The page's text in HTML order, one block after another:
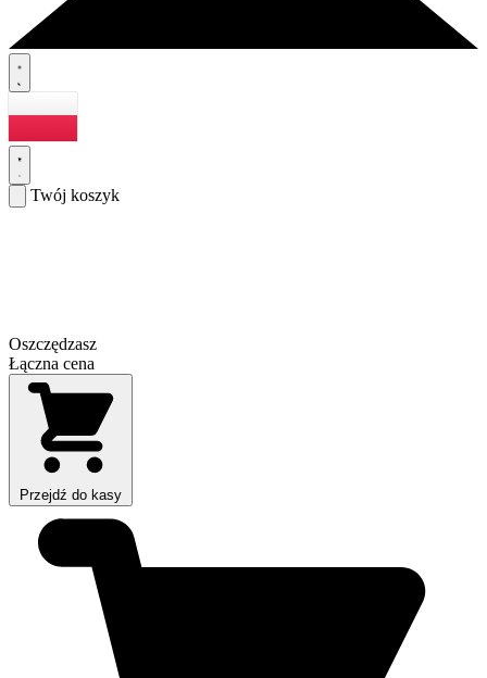
Twój koszyk
Oszczędzasz
Łączna cena
Przejdź do kasy